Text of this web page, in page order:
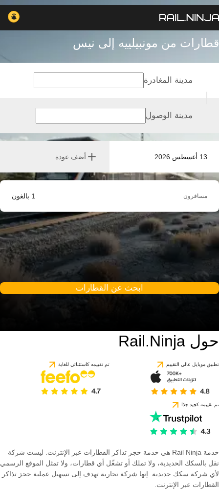
قطارات من مونبيلييه إلى نيس
13 أغسطس 2026 أضف عودة
مدينة المغادرة
مدينة الوصول
مسافرون 1 بالغون
ابحث عن القطارات
حول Rail.Ninja
تطبيق موبايل عالي التقييم تم تقييمه كاستثنائي للغاية
تم تقييمه كجيد جدًا
خدمة Rail Ninja هي خدمة حجز تذاكر القطارات عبر الإنترنت. ليست شركة
نقل بالسكك الحديدية، ولا تملك أو تشغّل أي قطارات، ولا تمثل الموقع الرسمي
لأي شركة سكك حديدية. إنها شركة تجارية تهدف إلى تسهيل عملية حجز تذاكر
القطارات عبر الإنترنت.